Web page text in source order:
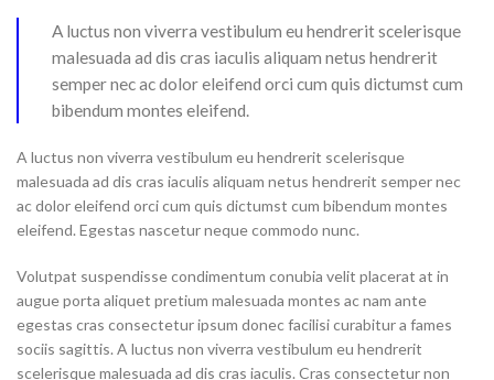
A luctus non viverra vestibulum eu hendrerit scelerisque
malesuada ad dis cras iaculis aliquam netus hendrerit
semper nec ac dolor eleifend orci cum quis dictumst cum
bibendum montes eleifend.
A luctus non viverra vestibulum eu hendrerit scelerisque
malesuada ad dis cras iaculis aliquam netus hendrerit semper nec
ac dolor eleifend orci cum quis dictumst cum bibendum montes
eleifend. Egestas nascetur neque commodo nunc.
Volutpat suspendisse condimentum conubia velit placerat at in
augue porta aliquet pretium malesuada montes ac nam ante
egestas cras consectetur ipsum donec facilisi curabitur a fames
sociis sagittis. A luctus non viverra vestibulum eu hendrerit
scelerisque malesuada ad dis cras iaculis. Cras consectetur non